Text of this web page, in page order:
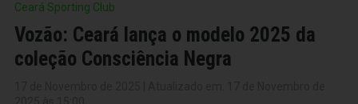
Ceará Sporting Club
Vozão: Ceará lança o modelo 2025 da
coleção Consciência Negra